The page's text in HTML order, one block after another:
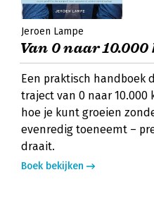
Jeroen Lampe
Van 0 naar
Een praktisch handboek
traject van 0 naar
hoe je kunt groeien
evenredig toeneemt –
draait.
Boek bekijken